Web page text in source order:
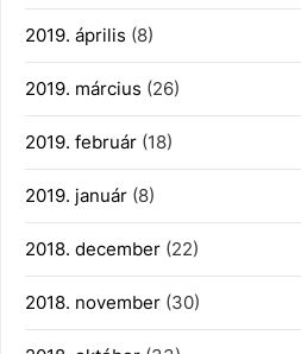
2019. április (8)
2019. március (26)
2019. február (18)
2019. január (8)
2018. december (22)
2018. november (30)